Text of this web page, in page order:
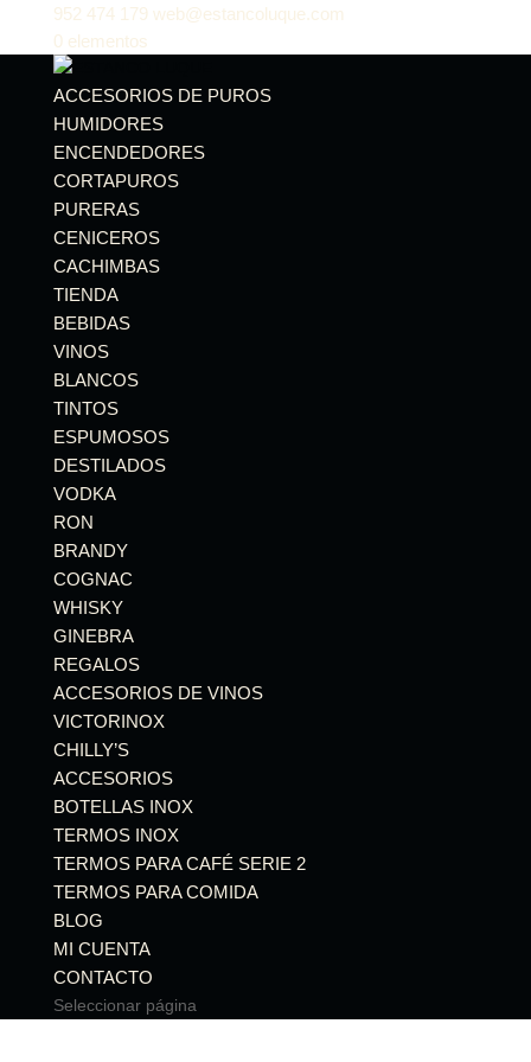
952 474 179 web@estancoluque.com
0 elementos
ACCESORIOS DE PUROS
HUMIDORES
ENCENDEDORES
CORTAPUROS
PURERAS
CENICEROS
CACHIMBAS
TIENDA
BEBIDAS
VINOS
BLANCOS
TINTOS
ESPUMOSOS
DESTILADOS
VODKA
RON
BRANDY
COGNAC
WHISKY
GINEBRA
REGALOS
ACCESORIOS DE VINOS
VICTORINOX
CHILLY’S
ACCESORIOS
BOTELLAS INOX
TERMOS INOX
TERMOS PARA CAFÉ SERIE 2
TERMOS PARA COMIDA
BLOG
MI CUENTA
CONTACTO
Seleccionar página